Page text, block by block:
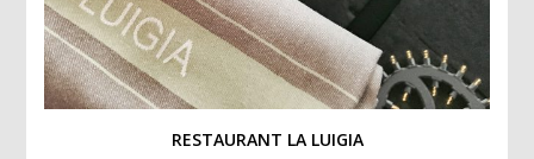
RESTAURANT LA LUIGIA